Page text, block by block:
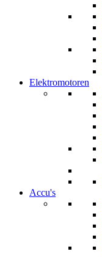
Elektromotoren
Accu's